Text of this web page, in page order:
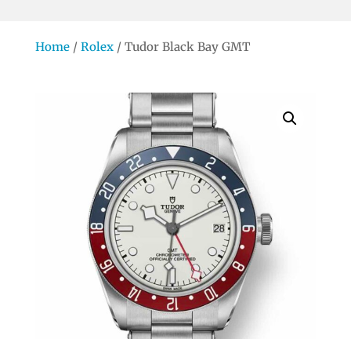
Home/ Rolex/ Tudor Black Bay GMT